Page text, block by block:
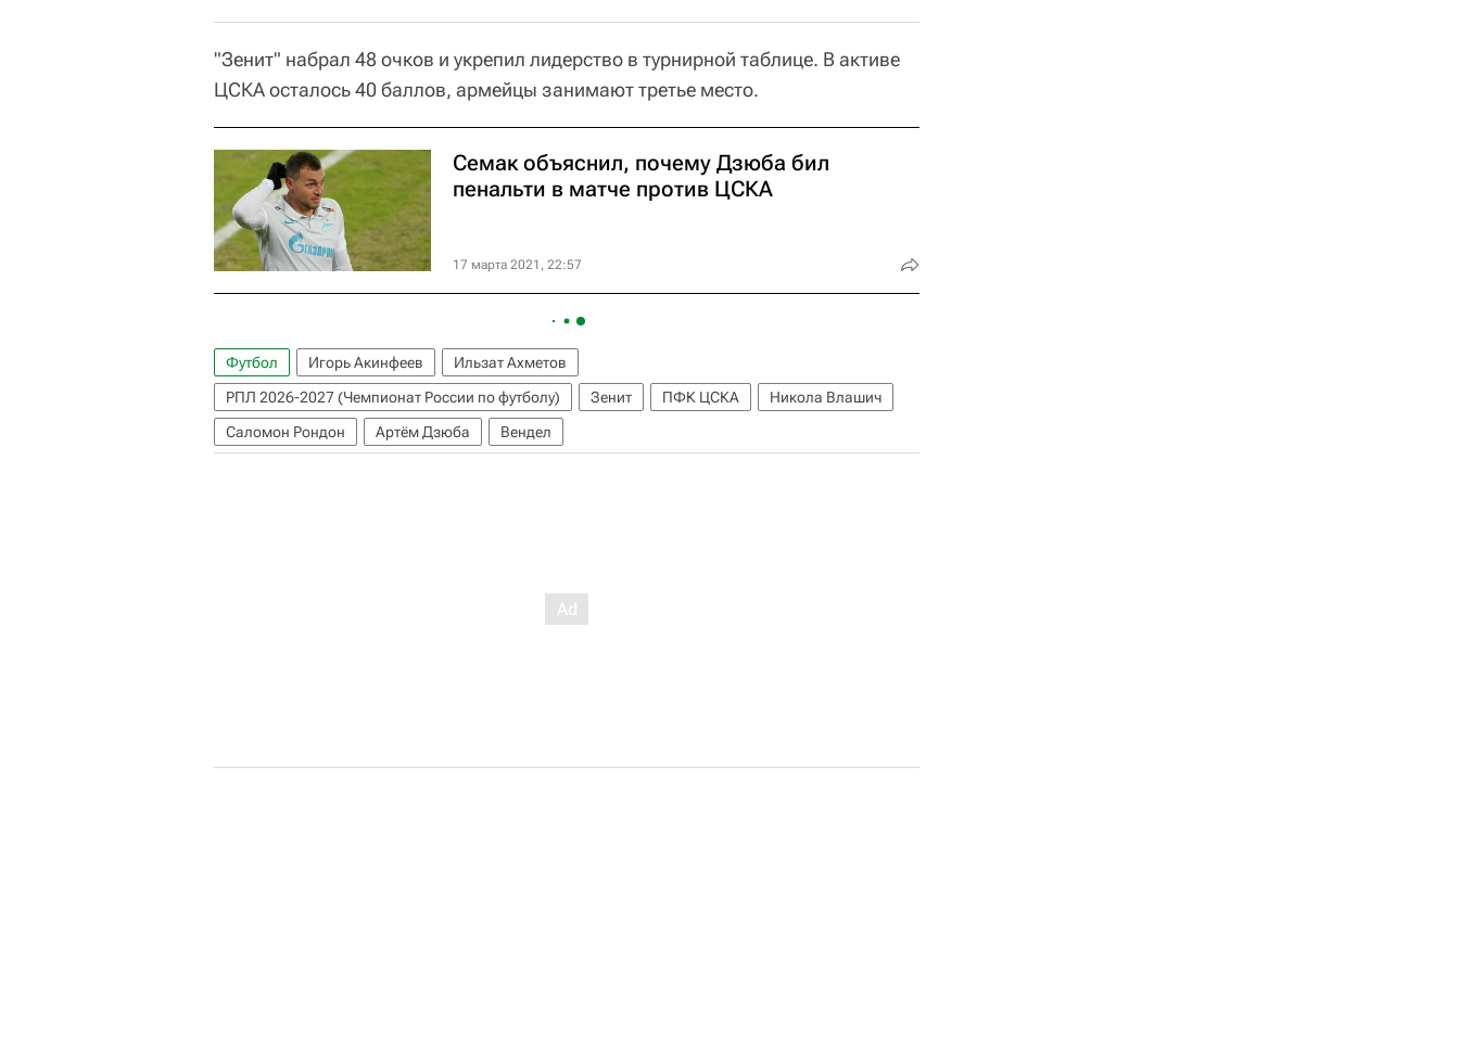
"Зенит" набрал 48 очков и укрепил лидерство в турнирной таблице. В активе
ЦСКА осталось 40 баллов, армейцы занимают третье место.
Семак объяснил, почему Дзюба бил
пенальти в матче против ЦСКА
17 марта 2021, 22:57
Футбол Игорь Акинфеев
Ильзат Ахметов
РПЛ 2026-2027 (Чемпионат России по футболу)
Зенит ПФК ЦСКА
Никола Влашич
Саломон Рондон
Артём Дзюба Вендел